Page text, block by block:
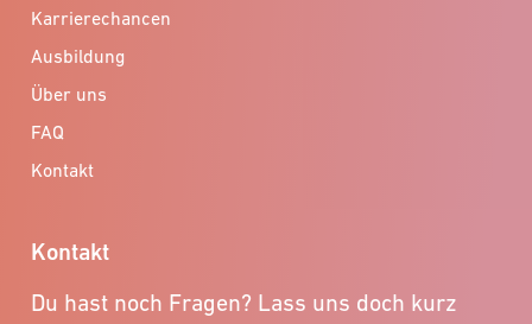
Karrierechancen
Ausbildung
Über uns
FAQ
Kontakt
Kontakt
Du hast noch Fragen? Lass uns doch kurz